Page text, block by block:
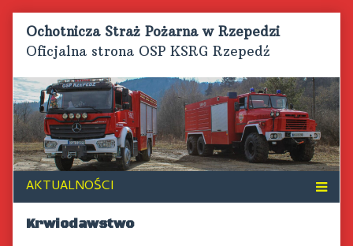
content
Ochotnicza Straż Pożarna w Rzepedzi
Oficjalna strona OSP KSRG Rzepedź
Krwiodawstwo